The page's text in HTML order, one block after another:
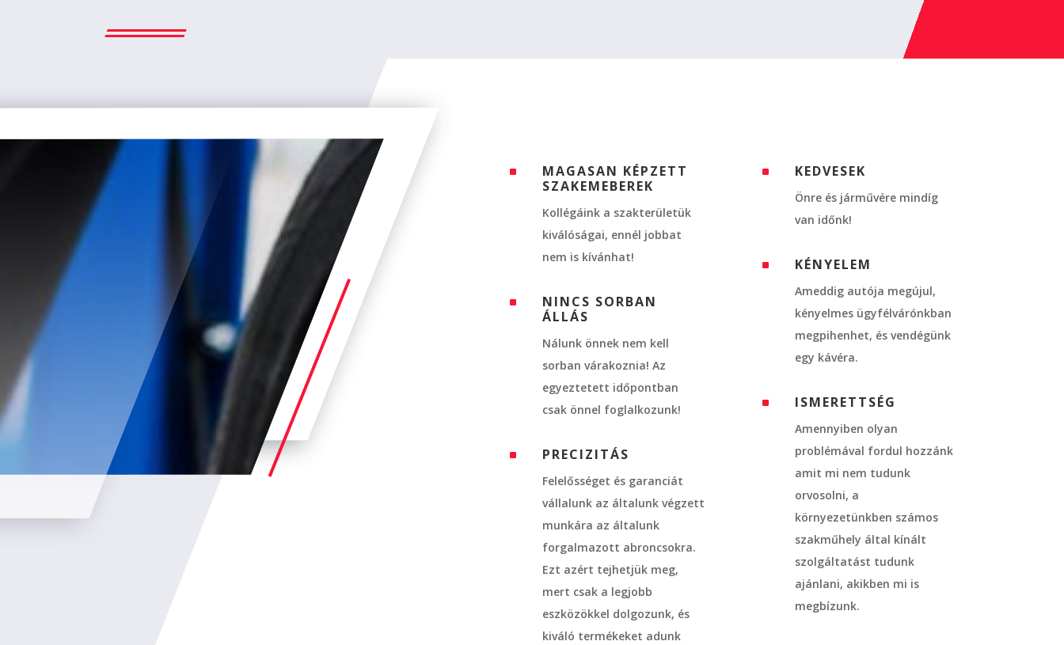
^
MAGASAN KÉPZETT
SZAKEMEBEREK
Kollégáink a szakterületük
kiválóságai, ennél jobbat
nem is kívánhat!
^
NINCS SORBAN
ÁLLÁS
Nálunk önnek nem kell
sorban várakoznia! Az
egyeztetett időpontban
csak önnel foglalkozunk!
^ PRECIZITÁS
Felelősséget és garanciát
vállalunk az általunk végzett
munkára az általunk
forgalmazott abroncsokra.
Ezt azért tejhetjük meg,
mert csak a legjobb
eszközökkel dolgozunk, és
kiváló termékeket adunk
^ KEDVESEK
Önre és járművére mindíg
van időnk!
^ KÉNYELEM
Ameddig autója megújul,
kényelmes ügyfélvárónkban
megpihenhet, és vendégünk
egy kávéra.
^ ISMERETTSÉG
Amennyiben olyan
problémával fordul hozzánk
amit mi nem tudunk
orvosolni, a
környezetünkben számos
szakműhely által kínált
szolgáltatást tudunk
ajánlani, akikben mi is
megbízunk.